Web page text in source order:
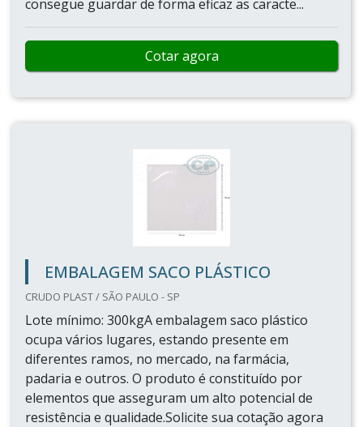
consegue guardar de forma eficaz as caracte...
Cotar agora
EMBALAGEM SACO PLÁSTICO
CRUDO PLAST / SÃO PAULO - SP
Lote mínimo: 300kgA embalagem saco plástico
ocupa vários lugares, estando presente em
diferentes ramos, no mercado, na farmácia,
padaria e outros. O produto é constituído por
elementos que asseguram um alto potencial de
resistência e qualidade.Solicite sua cotação agora